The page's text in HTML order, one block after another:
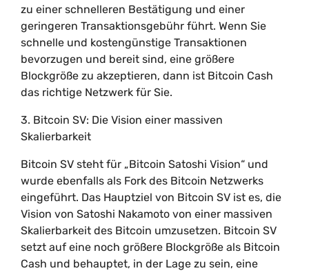
zu einer schnelleren Bestätigung und einer
geringeren Transaktionsgebühr führt. Wenn Sie
schnelle und kostengünstige Transaktionen
bevorzugen und bereit sind, eine größere
Blockgröße zu akzeptieren, dann ist Bitcoin Cash
das richtige Netzwerk für Sie.
3. Bitcoin SV: Die Vision einer massiven
Skalierbarkeit
Bitcoin SV steht für „Bitcoin Satoshi Vision“ und
wurde ebenfalls als Fork des Bitcoin Netzwerks
eingeführt. Das Hauptziel von Bitcoin SV ist es, die
Vision von Satoshi Nakamoto von einer massiven
Skalierbarkeit des Bitcoin umzusetzen. Bitcoin SV
setzt auf eine noch größere Blockgröße als Bitcoin
Cash und behauptet, in der Lage zu sein, eine